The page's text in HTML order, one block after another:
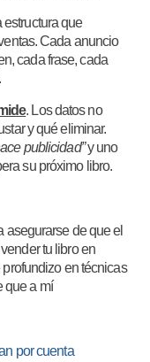
que
Cada anuncio
cada frase, cada
. Los datos no
y qué eliminar.
publicidad”y uno
su próximo libro.
asegurarse de que el
tu libro en
en técnicas
que a mí
por cuenta